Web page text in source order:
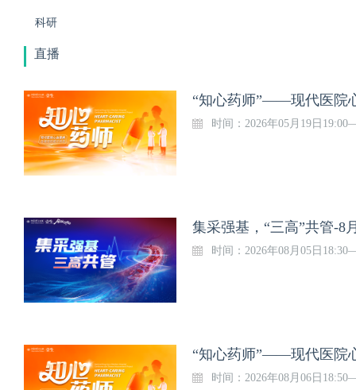
科研
直播
“知心药师”——现代医院
时间：2026年05月19日
集采强基，“三高”共管-8
时间：2026年08月05日
“知心药师”——现代医院
时间：2026年08月06日